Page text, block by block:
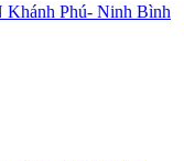
Khánh Phú- Ninh Bình